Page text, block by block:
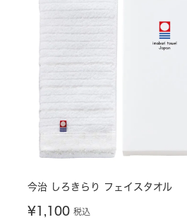
今治 しろきらり フェイスタオル
¥1,100 税込